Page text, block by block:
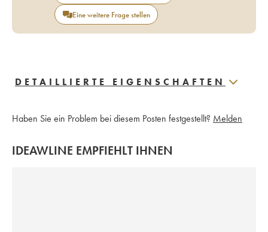
Eine weitere Frage stellen
DETAILLIERTE EIGENSCHAFTEN
Haben Sie ein Problem bei diesem Posten festgestellt? Melden
IDEAWLINE EMPFIEHLT IHNEN